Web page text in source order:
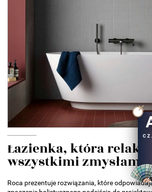
Łazienka, która
wszystkimi
Roca prezentuje rozwiązania, które